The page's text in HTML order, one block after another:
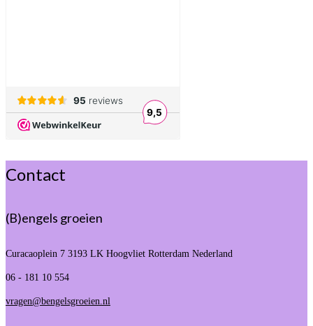
Contact
(B)engels groeien
Curacaoplein 7 3193 LK Hoogvliet Rotterdam Nederland
06 - 181 10 554
vragen@bengelsgroeien.nl